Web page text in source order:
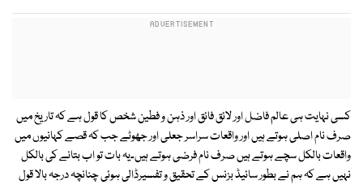
کسی نہایت ہی عالم فاضل اور لائق فائق اور ذہن و فطین شخص کا قول ہے کہ تاریخ میں
صرف نام اصلی ہوتے ہیں اور واقعات سراسر جعلی اور جھوٹے جب کہ قصے کہانیوں میں
واقعات بالکل سچے ہوتے ہیں صرف نام فرضی ہوتے ہیں۔یہ بات تو اب بتانے کی بالکل
نہیں ہے کہ ہم نے بطور سائیڈ بزنس کے تحقیق و تفسیرڈالی ہوئی چنانچہ درجہ بالا قول